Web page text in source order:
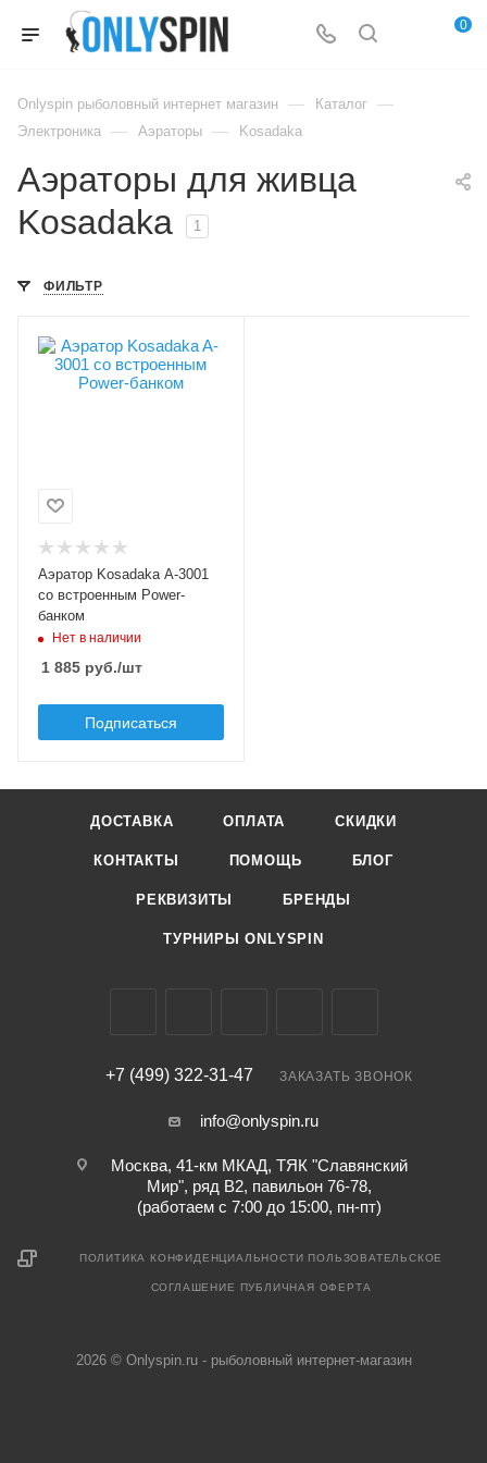
0
Onlyspin рыболовный интернет магазин — Каталог —
Электроника — Аэраторы — Kosadaka
Аэраторы для живца
Kosadaka
1
ФИЛЬТР
Аэратор Kosadaka A-3001
со встроенным Power-
банком
Нет в наличии
1 885 руб./шт
Подписаться
ДОСТАВКА ОПЛАТА СКИДКИ
КОНТАКТЫ ПОМОЩЬ БЛОГ
РЕКВИЗИТЫ БРЕНДЫ
ТУРНИРЫ ONLYSPIN
+7 (499) 322-31-47 ЗАКАЗАТЬ ЗВОНОК
info@onlyspin.ru
Москва, 41-км МКАД, ТЯК "Славянский
Мир", ряд В2, павильон 76-78,
(работаем с 7:00 до 15:00, пн-пт)
ПОЛИТИКА КОНФИДЕНЦИАЛЬНОСТИ ПОЛЬЗОВАТЕЛЬСКОЕ
СОГЛАШЕНИЕ ПУБЛИЧНАЯ ОФЕРТА
2026 © Onlyspin.ru - рыболовный интернет-магазин